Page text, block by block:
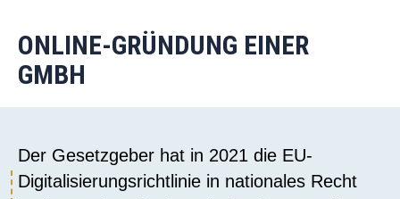
ONLINE-GRÜNDUNG EINER
GMBH
Der Gesetzgeber hat in 2021 die EU-
Digitalisierungsrichtlinie in nationales Recht